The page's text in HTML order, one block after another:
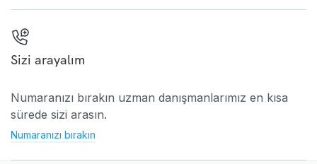
Sizi arayalım
Numaranızı bırakın uzman danışmanlarımız en kısa
sürede sizi arasın.
Numaranızı bırakın